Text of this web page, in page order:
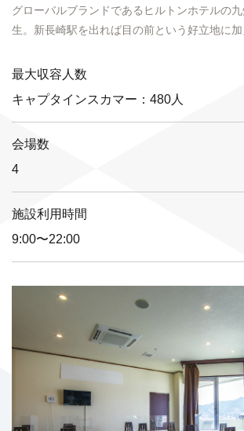
グローバルブランドであるヒルトンホテルの
生。新長崎駅を出れば目の前という好立地に加
最大収容人数
キャプタインスカマー：480人
会場数
4
施設利用時間
9:00〜22:00